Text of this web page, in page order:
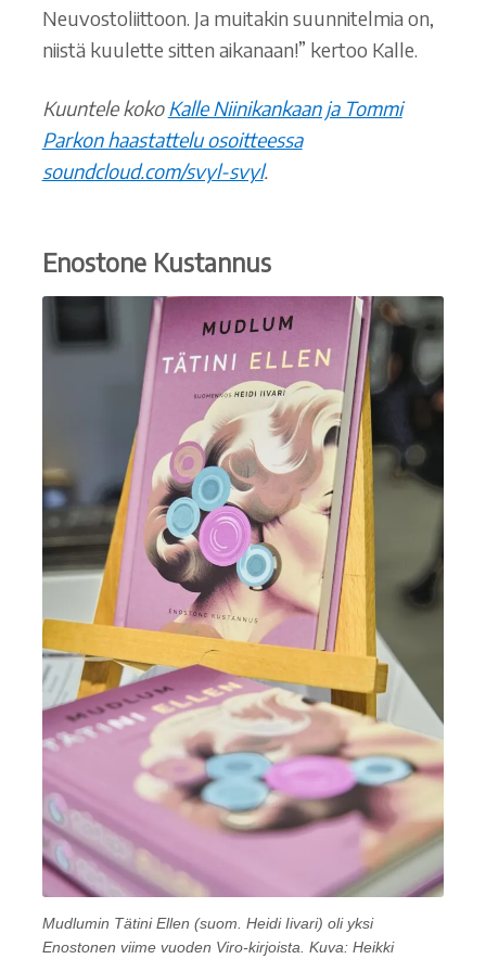
Neuvostoliittoon. Ja muitakin suunnitelmia on,
niistä kuulette sitten aikanaan!” kertoo Kalle.
Kuuntele kokoKalle Niinikankaan ja Tommi
Parkon haastattelu osoitteessa
soundcloud.com/svyl-svyl.
Enostone Kustannus
Mudlumin Tätini Ellen (suom. Heidi Iivari) oli yksi
Enostonen viime vuoden Viro-kirjoista. Kuva: Heikki